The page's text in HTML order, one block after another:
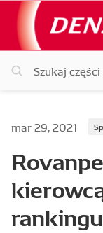
mar 29, 2021